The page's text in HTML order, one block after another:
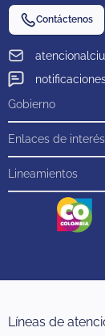
Contáctenos
Gobierno
Enlaces de interés
Lineamientos
Líneas de